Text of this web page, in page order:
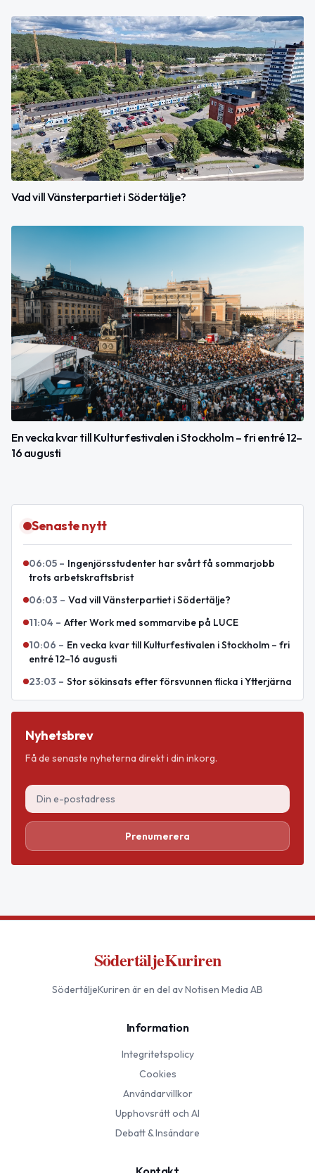
Vad vill Vänsterpartiet i Södertälje?
En vecka kvar till Kulturfestivalen i Stockholm – fri entré 12–
16 augusti
Senaste nytt
06:05 – Ingenjörsstudenter har svårt få sommarjobb
trots arbetskraftsbrist
06:03 – Vad vill Vänsterpartiet i Södertälje?
11:04 – After Work med sommarvibe på LUCE
10:06 – En vecka kvar till Kulturfestivalen i Stockholm – fri
entré 12–16 augusti
23:03 – Stor sökinsats efter försvunnen flicka i Ytterjärna
Nyhetsbrev
Få de senaste nyheterna direkt i din inkorg.
Prenumerera
SödertäljeKuriren
SödertäljeKuriren är en del av Notisen Media AB
Information
Integritetspolicy
Cookies
Användarvillkor
Upphovsrätt och AI
Debatt & Insändare